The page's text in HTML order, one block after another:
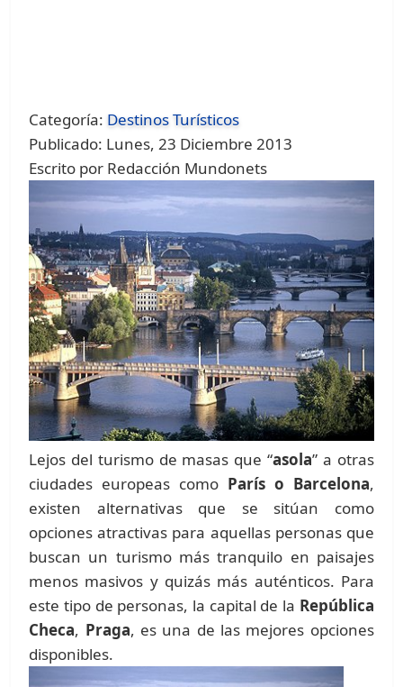
Categoría: Destinos Turísticos
Publicado: Lunes, 23 Diciembre 2013
Escrito por Redacción Mundonets
Lejos del turismo de masas que “asola” a otras
ciudades europeas como París o Barcelona,
existen alternativas que se sitúan como
opciones atractivas para aquellas personas que
buscan un turismo más tranquilo en paisajes
menos masivos y quizás más auténticos. Para
este tipo de personas, la capital de la República
Checa, Praga, es una de las mejores opciones
disponibles.